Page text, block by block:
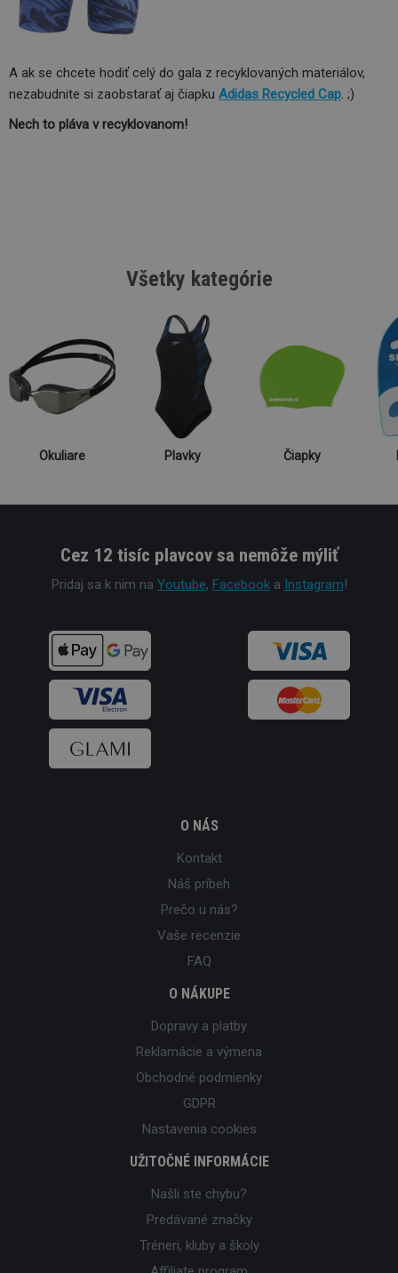
A ak se chcete hodiť celý do gala z recyklovaných materiálov,
nezabudnite si zaobstarať aj čiapku Adidas Recycled Cap. ;)
Nech to pláva v recyklovanom!
Všetky kategórie
Okuliare Plavky Čiapky
Cez 12 tisíc plavcov sa nemôže mýliť
Pridaj sa k nim na Youtube, Facebooka Instagram!
O NÁS
Kontakt
Náš príbeh
Prečo u nás?
Vaše recenzie
FAQ
O NÁKUPE
Dopravy a platby
Reklamácie a výmena
Obchodné podmienky
GDPR
Nastavenia cookies
UŽITOČNÉ INFORMÁCIE
Našli ste chybu?
Predávané značky
Tréneri, kluby a školy